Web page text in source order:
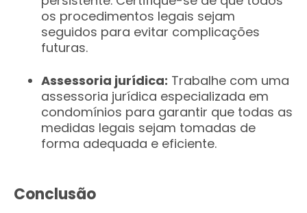
os procedimentos legais sejam
seguidos para evitar complicações
futuras.
Assessoria jurídica: Trabalhe com uma
assessoria jurídica especializada em
condomínios para garantir que todas as
medidas legais sejam tomadas de
forma adequada e eficiente.
Conclusão